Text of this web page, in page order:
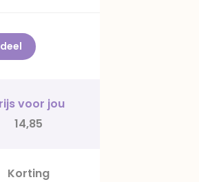
voor jou
14,85
Korting